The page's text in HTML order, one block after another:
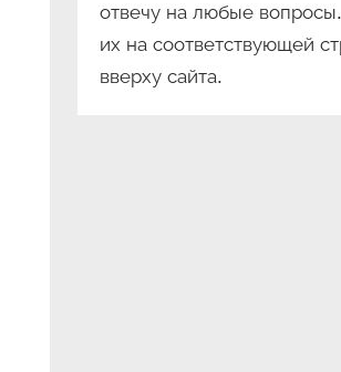
отвечу на любые
их на соответствующей
вверху сайта.